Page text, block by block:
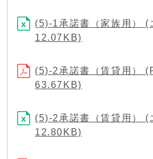
(5)-1承諾書（家族用） (
12.07KB)
(5)-2承諾書（賃貸用）
63.67KB)
(5)-2承諾書（賃貸用） (
12.80KB)